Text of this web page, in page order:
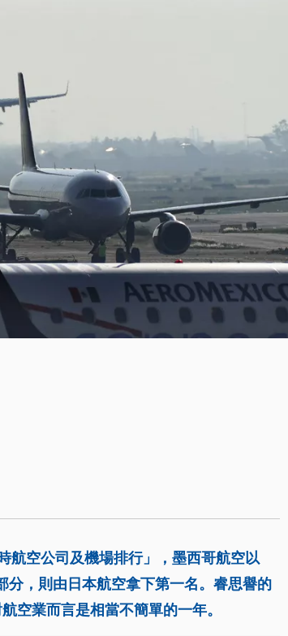
空公司及機場排行」，墨西哥航空以
，則由日本航空拿下第一名。睿思譽的
空業而言是相當不簡單的一年。